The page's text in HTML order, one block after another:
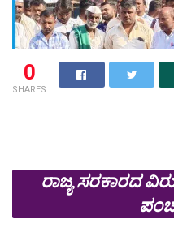
0
SHARES
ರಾಜ್ಯ ಸರಕಾರದ